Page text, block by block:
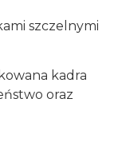
szczelnymi
kadra
oraz